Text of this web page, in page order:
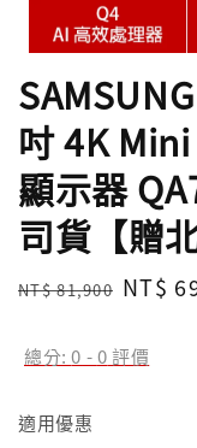
吋 4K
顯示器
司貨【贈
Regular
NT$ 81,900 Sale
NT$
總分:0 -0評價
適用優惠